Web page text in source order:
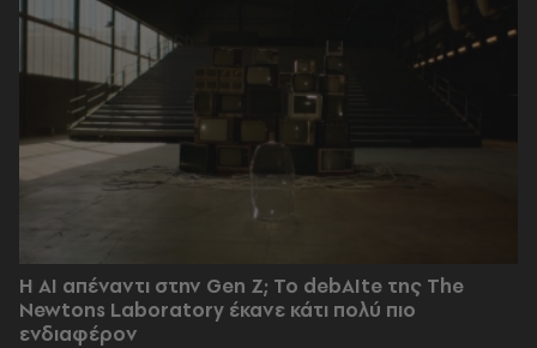
Η AI απέναντι στην Gen Z; Το debAIte της The
Newtons Laboratory έκανε κάτι πολύ πιο
ενδιαφέρον